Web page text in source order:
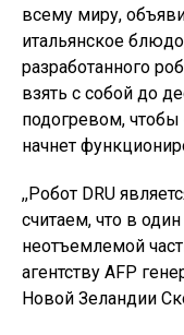
всему миру,
итальянское
разработанного
взять с собой до
подогревом, чтобы
начнет
,,Робот DRU
считаем, что в
неотъемлемой
агентству AFP
Новой Зеландии